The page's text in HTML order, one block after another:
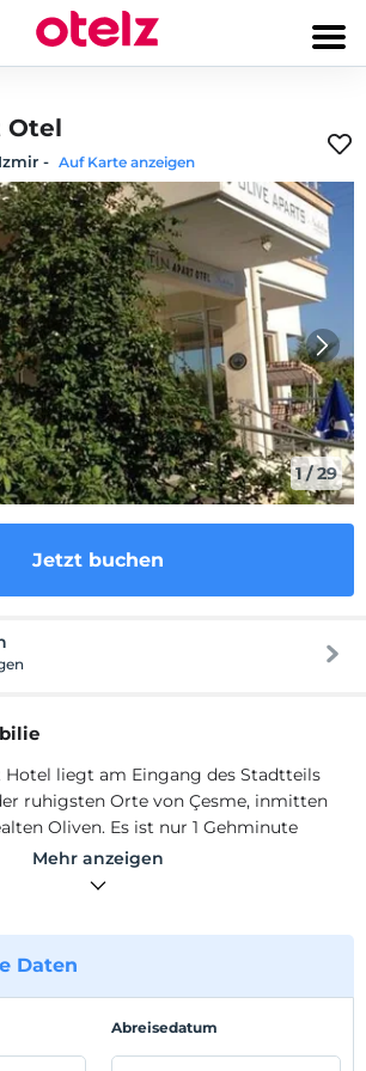
Otel
- Auf Karte anzeigen
1/29
Jetzt buchen
Hotel liegt am Eingang des Stadtteils
ruhigsten Orte von Çesme, inmitten
Oliven. Es ist nur 1 Gehminute
entfernt. Es verfügt über einen
freundliches und gebildetes
Erwachsene und Kinder, Aufzüge
Es steht Ihnen rund um die Uhr zur
einen Balkon mit Blick auf den
Mehr anzeigen
Daten
Abreisedatum